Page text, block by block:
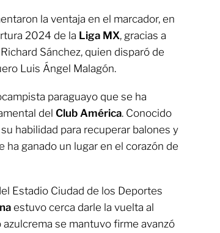
la ventaja en el marcador, en
2024 de la Liga MX, gracias a
Sánchez, quien disparó de
Luis Ángel Malagón.
paraguayo que se ha
del Club América. Conocido
habilidad para recuperar balones y
ha ganado un lugar en el corazón de
Estadio Ciudad de los Deportes
estuvo cerca darle la vuelta al
se mantuvo firme avanzó